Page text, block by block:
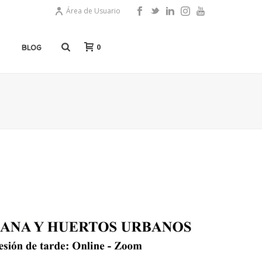
Área de Usuario
BLOG 0